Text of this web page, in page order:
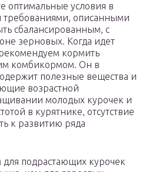
оптимальные условия в
требованиями, описанными
сбалансированным, с
зерновых. Когда идет
кормить
комбикормом. Он в
полезные вещества и
возрастной
молодых курочек и
в курятнике, отсутствие
к развитию ряда
подрастающих курочек